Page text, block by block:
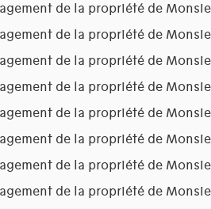
de la propriété de
de la propriété de
de la propriété de
de la propriété de
de la propriété de
de la propriété de
de la propriété de
de la propriété de